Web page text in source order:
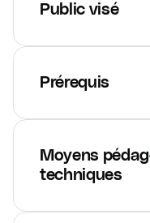
Public visé
Prérequis
Moyens
techniques